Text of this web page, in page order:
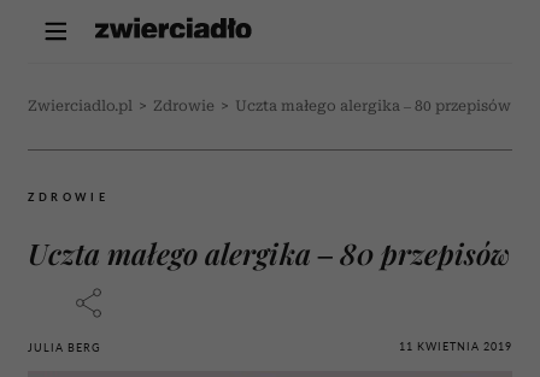
Zwierciadlo.pl > Zdrowie > Uczta małego alergika – 80 przepisów
ZDROWIE
Uczta małego alergika – 80 przepisów
JULIA BERG 11 KWIETNIA 2019